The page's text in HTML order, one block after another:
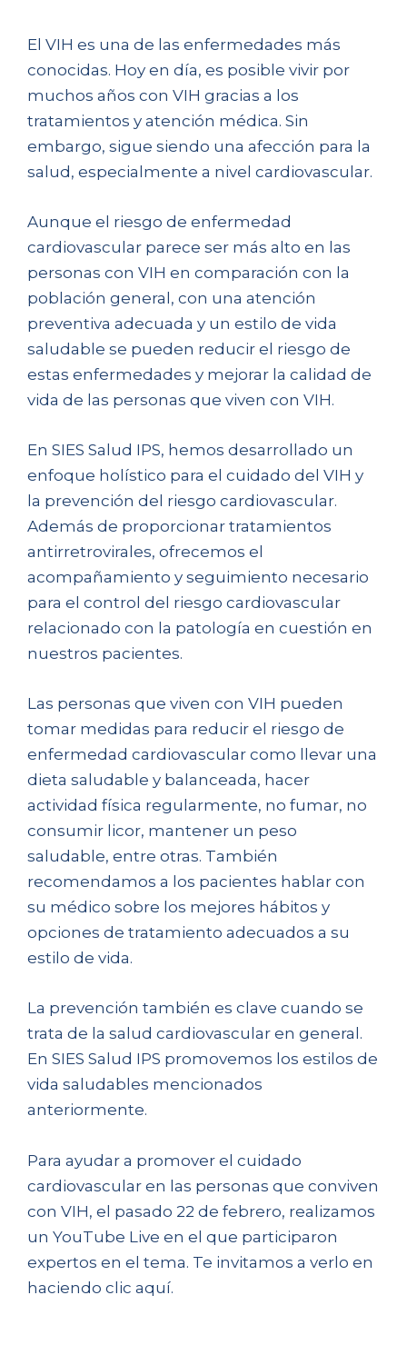
El VIH es una de las enfermedades más
conocidas. Hoy en día, es posible vivir por
muchos años con VIH gracias a los
tratamientos y atención médica. Sin
embargo, sigue siendo una afección para la
salud, especialmente a nivel cardiovascular.
Aunque el riesgo de enfermedad
cardiovascular parece ser más alto en las
personas con VIH en comparación con la
población general, con una atención
preventiva adecuada y un estilo de vida
saludable se pueden reducir el riesgo de
estas enfermedades y mejorar la calidad de
vida de las personas que viven con VIH.
En SIES Salud IPS, hemos desarrollado un
enfoque holístico para el cuidado del VIH y
la prevención del riesgo cardiovascular.
Además de proporcionar tratamientos
antirretrovirales, ofrecemos el
acompañamiento y seguimiento necesario
para el control del riesgo cardiovascular
relacionado con la patología en cuestión en
nuestros pacientes.
Las personas que viven con VIH pueden
tomar medidas para reducir el riesgo de
enfermedad cardiovascular como llevar una
dieta saludable y balanceada, hacer
actividad física regularmente, no fumar, no
consumir licor, mantener un peso
saludable, entre otras. También
recomendamos a los pacientes hablar con
su médico sobre los mejores hábitos y
opciones de tratamiento adecuados a su
estilo de vida.
La prevención también es clave cuando se
trata de la salud cardiovascular en general.
En SIES Salud IPS promovemos los estilos de
vida saludables mencionados
anteriormente.
Para ayudar a promover el cuidado
cardiovascular en las personas que conviven
con VIH, el pasado 22 de febrero, realizamos
un YouTube Live en el que participaron
expertos en el tema. Te invitamos a verlo en
haciendo clic aquí.